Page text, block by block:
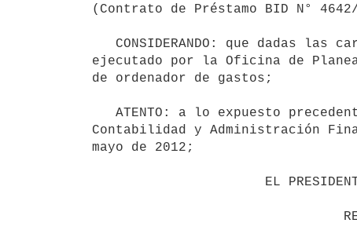
(Contrato de Préstamo BID N° 4642/
ejecutado por la Oficina de
de ordenador de gastos;
Contabilidad y Administración
mayo de 2012;